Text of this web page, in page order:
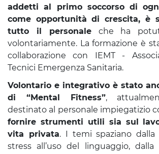
addetti al primo soccorso di
come opportunità di crescita, è
tutto il personaleche ha
volontariamente. La formazione è
collaborazione con IEMT -
Tecnici Emergenza Sanitaria.
Volontario e integrativo è stato
di “Mental Fitness”,
destinato al personale impiegatizio
fornire strumenti utili sia sul
vita privata. I temi spaziano dalla
stress all’uso del linguaggio,